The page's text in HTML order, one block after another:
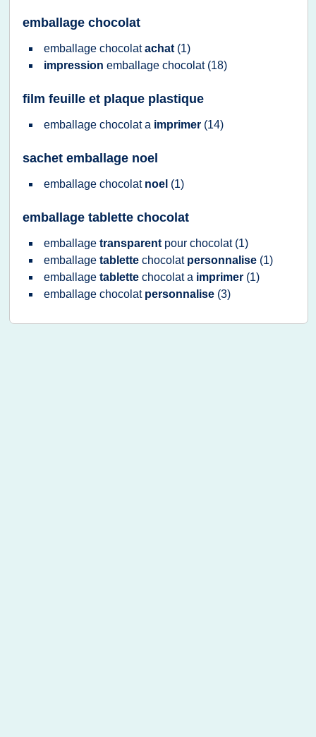
emballage chocolat
emballage chocolatachat (1)
impression emballage chocolat (18)
film feuille et plaque plastique
emballage chocolata imprimer (14)
sachet emballage noel
emballage chocolat noel (1)
emballage tablette chocolat
emballage transparent pour chocolat (1)
emballage tablette chocolat personnalise (1)
emballage tablette chocolata imprimer (1)
emballage chocolat personnalise (3)